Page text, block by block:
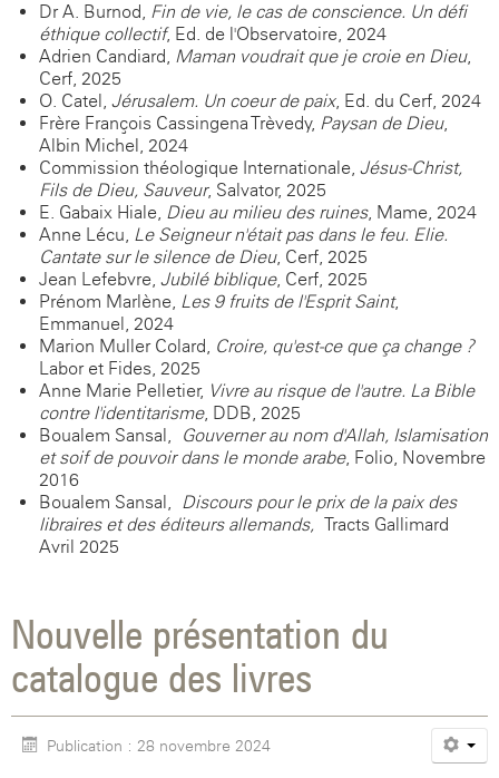
Dr A. Burnod, Fin de vie, le cas de conscience. Un défi
éthique collectif, Ed. de l'Observatoire, 2024
Adrien Candiard, Maman voudrait que je croie en Dieu,
Cerf, 2025
O. Catel, Jérusalem. Un coeur de paix, Ed. du Cerf, 2024
Frère François Cassingena-Trèvedy, Paysan de Dieu,
Albin Michel, 2024
Commission théologique Internationale, Jésus-Christ,
Fils de Dieu, Sauveur, Salvator, 2025
E. Gabaix-Hiale, Dieu au milieu des ruines, Mame, 2024
Anne Lécu, Le Seigneur n'était pas dans le feu. Elie.
Cantate sur le silence de Dieu, Cerf, 2025
Jean Lefebvre, Jubilé biblique, Cerf, 2025
Prénom Marlène, Les 9 fruits de l'Esprit Saint,
Emmanuel, 2024
Marion Muller-Colard, Croire, qu'est-ce que ça change ?
Labor et Fides, 2025
Anne-Marie Pelletier, Vivre au risque de l'autre. La Bible
contre l'identitarisme, DDB, 2025
Boualem Sansal,
Gouverner au nom d'Allah, Islamisation
et soif de pouvoir dans le monde arabe, Folio, Novembre
2016
Boualem Sansal, Discours pour le prix de la paix des
libraires et des éditeurs allemands, Tracts Gallimard -
Avril 2025
Nouvelle présentation du
catalogue des livres
Publication : 28 novembre 2024